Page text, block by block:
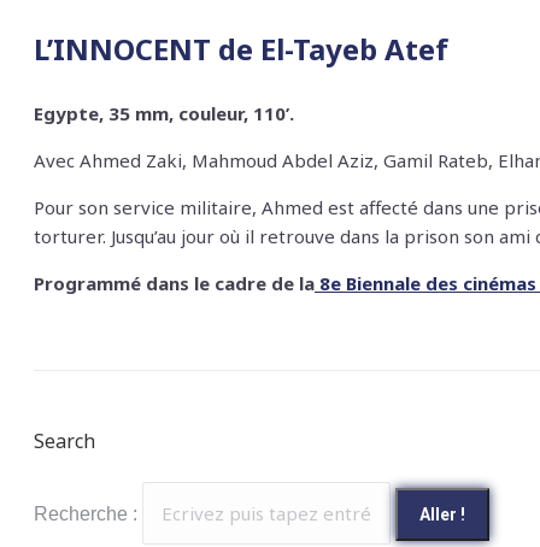
L’INNOCENT de El-Tayeb Atef
Egypte, 35 mm, couleur, 110’.
Avec Ahmed Zaki, Mahmoud Abdel Aziz, Gamil Rateb,
Pour son service militaire, Ahmed est affecté dans une
torturer. Jusqu’au jour où il retrouve dans la prison son ami
Programmé dans le cadre de la 8e Biennale des
Search
Recherche :